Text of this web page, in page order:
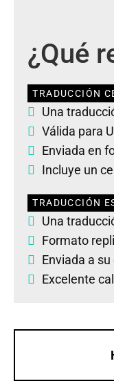
¿Qué
TRADUCCIÓN
Una
Válida para
Enviada en
Incluye un
TRADUCCIÓN
Una
Formato
Enviada a
Excelente